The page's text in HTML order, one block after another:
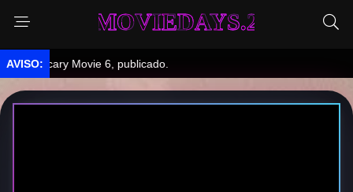
MOVIEDAYS.2
Movie 6, publicado.